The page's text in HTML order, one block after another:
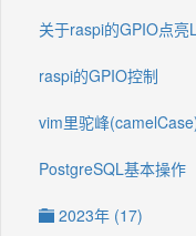
关于raspi的GPIO点亮
raspi的GPIO控制
vim里驼峰
PostgreSQL基本操作
2023年 (17)